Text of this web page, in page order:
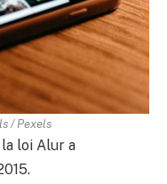
/ Pexels
loi Alur a